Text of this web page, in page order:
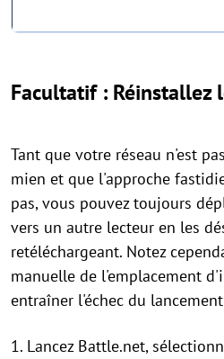
Facultatif : Réinstallez
Tant que votre réseau n'est
mien et que l'approche
pas, vous pouvez toujours
vers un autre lecteur en les
retéléchargeant. Notez
manuelle de l'emplacement
entraîner l'échec du
1. Lancez Battle.net,